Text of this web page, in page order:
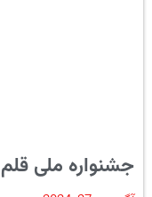
جشنواره ملی قلم